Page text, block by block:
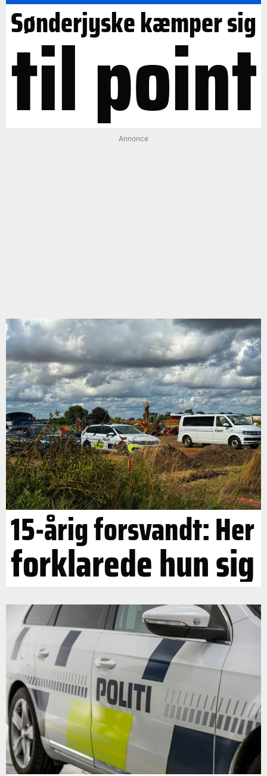
Sønderjyske kæmper sig
til point
Annonce
15-årig forsvandt: Her
forklarede hun sig